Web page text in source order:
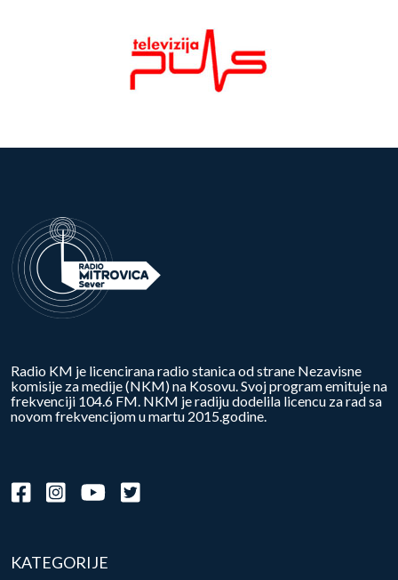
Radio KM je licencirana radio stanica od strane Nezavisne
komisije za medije (NKM) na Kosovu. Svoj program emituje na
frekvenciji 104.6 FM. NKM je radiju dodelila licencu za rad sa
novom frekvencijom u martu 2015.godine.
KATEGORIJE